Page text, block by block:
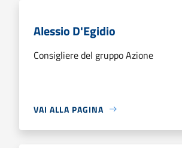
Alessio D'Egidio
Consigliere del gruppo Azione
VAI ALLA PAGINA